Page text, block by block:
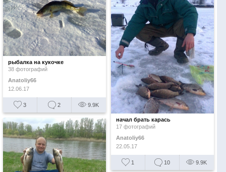
рыбалка на кукочке
38 фотографий
Anatoliy66
12.06.17
3 2 9.9K
начал брать карась
17 фотографий
Anatoliy66
22.05.17
1 10 9.9K